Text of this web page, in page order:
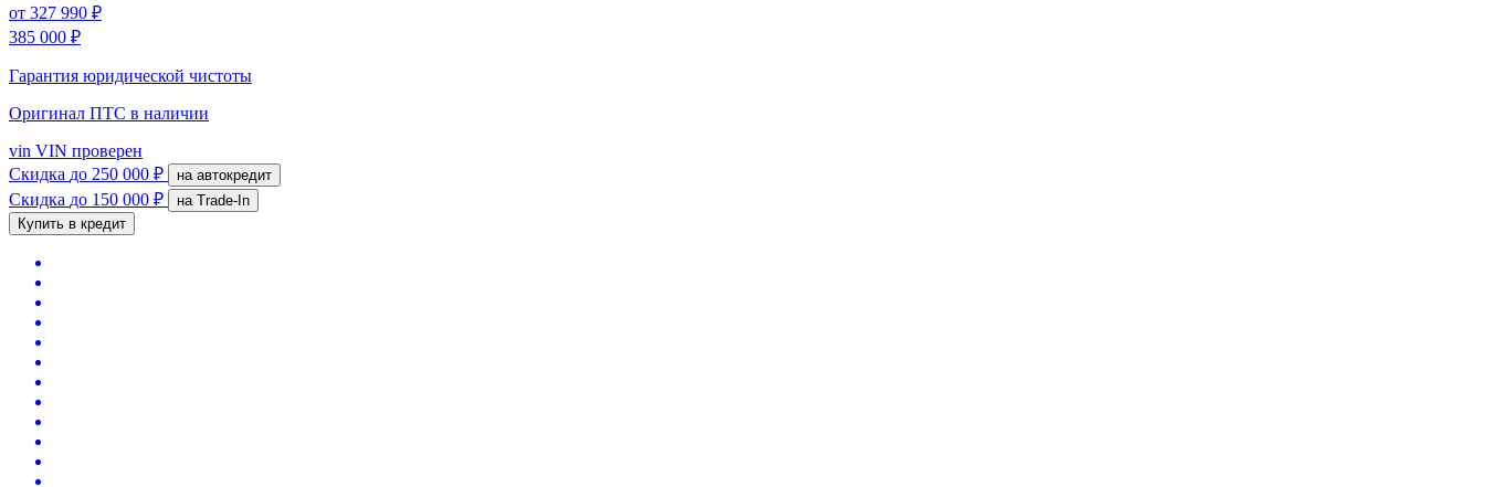
от 327 990 ₽
385 000 ₽
Гарантия юридической чистоты
Оригинал ПТС в наличии
vin VIN проверен
Скидка до 250 000 ₽ на автокредит
Скидка до 150 000 ₽
на Trade-In
Купить в кредит